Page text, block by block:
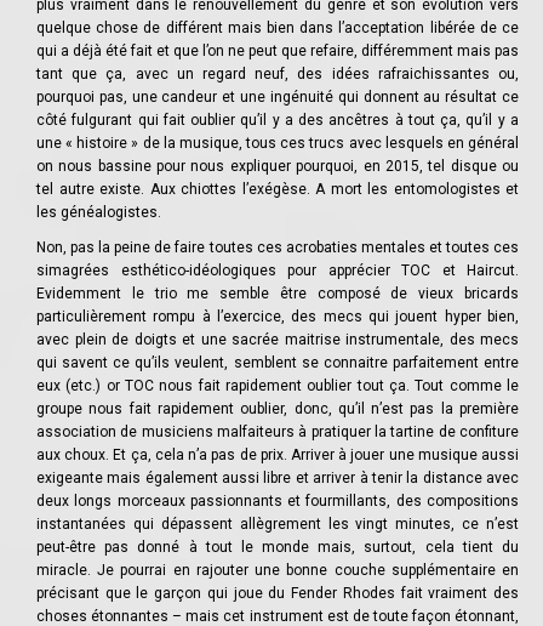
plus vraiment dans le renouvellement du genre et son évolution vers
quelque chose de différent mais bien dans l’acceptation libérée de ce
qui a déjà été fait et que l’on ne peut que refaire, différemment mais pas
tant que ça, avec un regard neuf, des idées rafraichissantes ou,
pourquoi pas, une candeur et une ingénuité qui donnent au résultat ce
côté fulgurant qui fait oublier qu’il y a des ancêtres à tout ça, qu’il y a
une « histoire » de la musique, tous ces trucs avec lesquels en général
on nous bassine pour nous expliquer pourquoi, en 2015, tel disque ou
tel autre existe. Aux chiottes l’exégèse. A mort les entomologistes et
les généalogistes.
Non, pas la peine de faire toutes ces acrobaties mentales et toutes ces
simagrées esthético-idéologiques pour apprécier TOC et Haircut.
Evidemment le trio me semble être composé de vieux bricards
particulièrement rompu à l’exercice, des mecs qui jouent hyper bien,
avec plein de doigts et une sacrée maitrise instrumentale, des mecs
qui savent ce qu’ils veulent, semblent se connaitre parfaitement entre
eux (etc.) or TOC nous fait rapidement oublier tout ça. Tout comme le
groupe nous fait rapidement oublier, donc, qu’il n’est pas la première
association de musiciens malfaiteurs à pratiquer la tartine de confiture
aux choux. Et ça, cela n’a pas de prix. Arriver à jouer une musique aussi
exigeante mais également aussi libre et arriver à tenir la distance avec
deux longs morceaux passionnants et fourmillants, des compositions
instantanées qui dépassent allègrement les vingt minutes, ce n’est
peut-être pas donné à tout le monde mais, surtout, cela tient du
miracle. Je pourrai en rajouter une bonne couche supplémentaire en
précisant que le garçon qui joue du Fender Rhodes fait vraiment des
choses étonnantes – mais cet instrument est de toute façon étonnant,